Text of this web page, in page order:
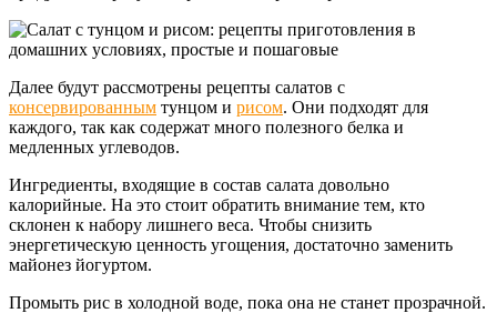
Далее будут рассмотрены рецепты салатов с
консервированным тунцом и рисом. Они подходят для
каждого, так как содержат много полезного белка и
медленных углеводов.
Ингредиенты, входящие в состав салата довольно
калорийные. На это стоит обратить внимание тем, кто
склонен к набору лишнего веса. Чтобы снизить
энергетическую ценность угощения, достаточно заменить
майонез йогуртом.
Промыть рис в холодной воде, пока она не станет прозрачной.